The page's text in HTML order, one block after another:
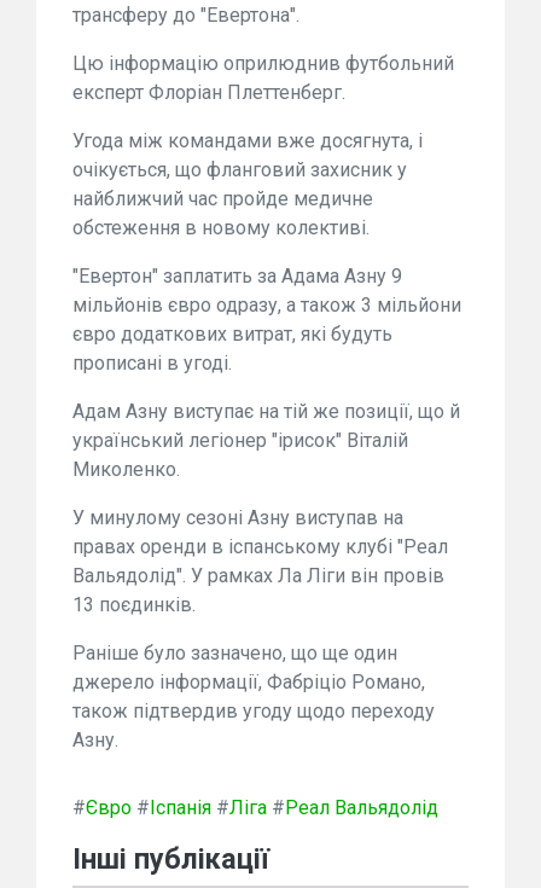
трансферу до "Евертона".
Цю інформацію оприлюднив футбольний
експерт Флоріан Плеттенберг.
Угода між командами вже досягнута, і
очікується, що фланговий захисник у
найближчий час пройде медичне
обстеження в новому колективі.
"Евертон" заплатить за Адама Азну 9
мільйонів євро одразу, а також 3 мільйони
євро додаткових витрат, які будуть
прописані в угоді.
Адам Азну виступає на тій же позиції, що й
український легіонер "ірисок" Віталій
Миколенко.
У минулому сезоні Азну виступав на
правах оренди в іспанському клубі "Реал
Вальядолід". У рамках Ла Ліги він провів
13 поєдинків.
Раніше було зазначено, що ще один
джерело інформації, Фабріціо Романо,
також підтвердив угоду щодо переходу
Азну.
#Євро #Іспанія #Ліга #Реал Вальядолід
Інші публікації